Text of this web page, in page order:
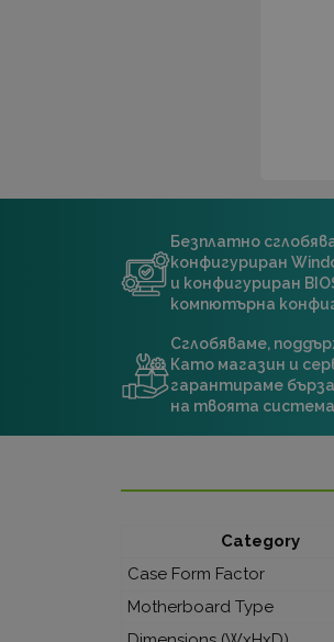
Безплатно
конфигуриран
и конфигуриран
компютърна
Сглобяваме,
Като магазин и
гарантираме
на твоята
Category
Case Form Factor
Motherboard Type